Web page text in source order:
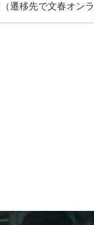
（遷移先で文春オンラ